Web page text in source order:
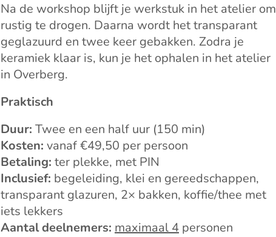
Na de workshop blijft je werkstuk in het atelier om
rustig te drogen. Daarna wordt het transparant
geglazuurd en twee keer gebakken. Zodra je
keramiek klaar is, kun je het ophalen in het atelier
in Overberg.
Praktisch
Duur: Twee en een half uur (150 min)
Kosten: vanaf €49,50 per persoon
Betaling: ter plekke, met PIN
Inclusief: begeleiding, klei en gereedschappen,
transparant glazuren, 2× bakken, koffie/thee met
iets lekkers
Aantal deelnemers: maximaal 4 personen